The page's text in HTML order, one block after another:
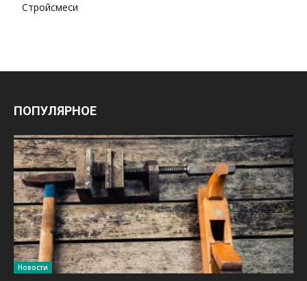
Стройсмеси
ПОПУЛЯРНОЕ
Новости